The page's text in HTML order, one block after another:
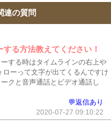
連の質問
る方法教えてください！
する時はタイムラインの右上や
ーって文字が出てくるんですけ
クと音声通話とビデオ通話し
💬返信あり
2020-07-27 09:10:22